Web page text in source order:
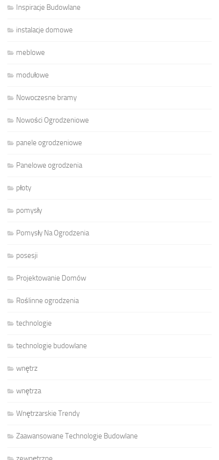
Inspiracje Budowlane
instalacje domowe
meblowe
modułowe
Nowoczesne bramy
Nowości Ogrodzeniowe
panele ogrodzeniowe
Panelowe ogrodzenia
płoty
pomysły
Pomysły Na Ogrodzenia
posesji
Projektowanie Domów
Roślinne ogrodzenia
technologie
technologie budowlane
wnętrz
wnętrza
Wnętrzarskie Trendy
Zaawansowane Technologie Budowlane